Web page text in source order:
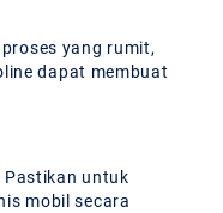
yang rumit,
dapat membuat
Pastikan untuk
mobil secara